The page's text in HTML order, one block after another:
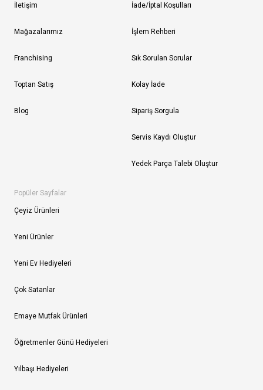
İletişim
Mağazalarımız
Franchising
Toptan Satış
Blog
İade/İptal Koşulları
İşlem Rehberi
Sık Sorulan Sorular
Kolay İade
Sipariş Sorgula
Servis Kaydı Oluştur
Yedek Parça Talebi Oluştur
Popüler Sayfalar
Çeyiz Ürünleri
Yeni Ürünler
Yeni Ev Hediyeleri
Çok Satanlar
Emaye Mutfak Ürünleri
Öğretmenler Günü Hediyeleri
Yılbaşı Hediyeleri